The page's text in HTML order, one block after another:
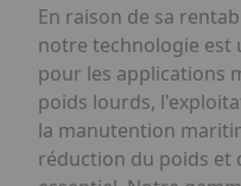
En raison de sa
notre technologie est
pour les applications
poids lourds,
la manutention
réduction du poids et